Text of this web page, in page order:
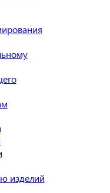
изделий